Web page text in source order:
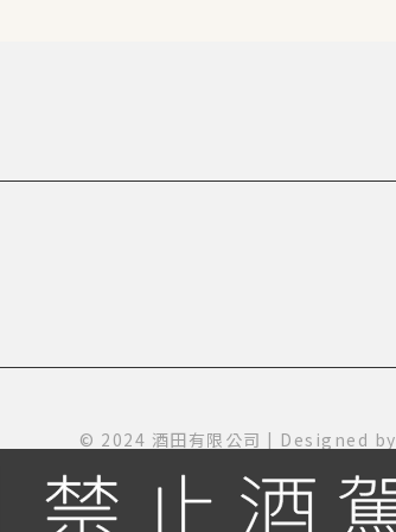
© 2024 酒田有限公司 | Designed by